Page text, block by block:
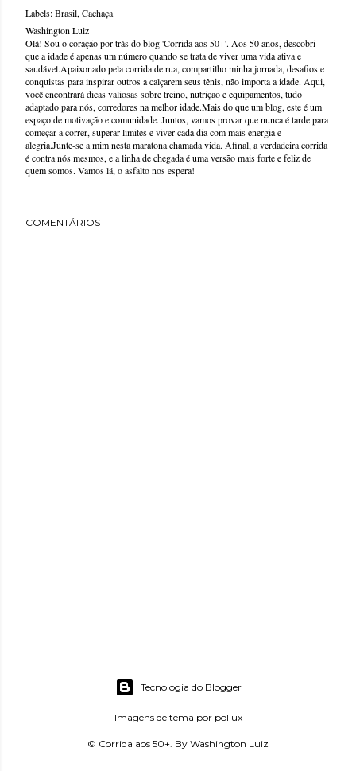
Labels:Brasil Cachaça
Washington Luiz
Olá! Sou o coração por trás do blog 'Corrida aos 50+'. Aos 50 anos, descobri
que a idade é apenas um número quando se trata de viver uma vida ativa e
saudável.Apaixonado pela corrida de rua, compartilho minha jornada, desafios e
conquistas para inspirar outros a calçarem seus tênis, não importa a idade. Aqui,
você encontrará dicas valiosas sobre treino, nutrição e equipamentos, tudo
adaptado para nós, corredores na melhor idade.Mais do que um blog, este é um
espaço de motivação e comunidade. Juntos, vamos provar que nunca é tarde para
começar a correr, superar limites e viver cada dia com mais energia e
alegria.Junte-se a mim nesta maratona chamada vida. Afinal, a verdadeira corrida
é contra nós mesmos, e a linha de chegada é uma versão mais forte e feliz de
quem somos. Vamos lá, o asfalto nos espera!
COMENTÁRIOS
Tecnologia do Blogger
Imagens de tema por pollux
© Corrida aos 50+. By Washington Luiz